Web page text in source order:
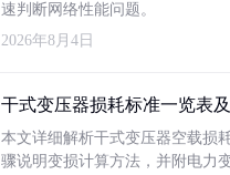
速判断网络性能问题。
2026年8月4日
干式变压器损耗标准一览表
本文详细解析干式变压器空载损
骤说明变损计算方法，并附电力